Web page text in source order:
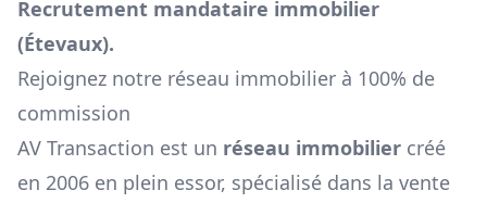
Recrutement mandataire immobilier
(Étevaux).
Rejoignez notre réseau immobilier à 100% de
commission
AV Transaction est un réseau immobilier créé
en 2006 en plein essor, spécialisé dans la vente